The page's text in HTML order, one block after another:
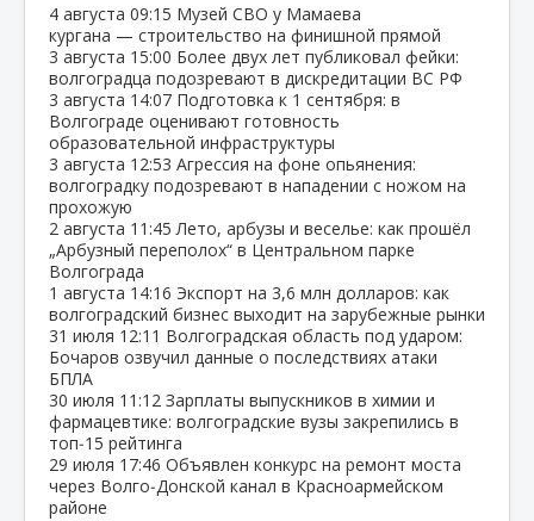
4 августа 09:15 Музей СВО у Мамаева
кургана — строительство на финишной прямой
3 августа 15:00 Более двух лет публиковал фейки:
волгоградца подозревают в дискредитации ВС РФ
3 августа 14:07 Подготовка к 1 сентября: в
Волгограде оценивают готовность
образовательной инфраструктуры
3 августа 12:53 Агрессия на фоне опьянения:
волгоградку подозревают в нападении с ножом на
прохожую
2 августа 11:45 Лето, арбузы и веселье: как прошёл
„Арбузный переполох“ в Центральном парке
Волгограда
1 августа 14:16 Экспорт на 3,6 млн долларов: как
волгоградский бизнес выходит на зарубежные рынки
31 июля 12:11 Волгоградская область под ударом:
Бочаров озвучил данные о последствиях атаки
БПЛА
30 июля 11:12 Зарплаты выпускников в химии и
фармацевтике: волгоградские вузы закрепились в
топ‑15 рейтинга
29 июля 17:46 Объявлен конкурс на ремонт моста
через Волго‑Донской канал в Красноармейском
районе